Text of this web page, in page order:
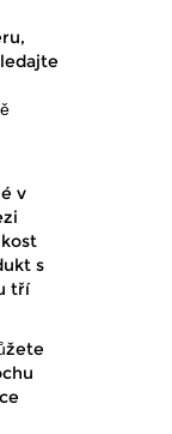
v
s
tří